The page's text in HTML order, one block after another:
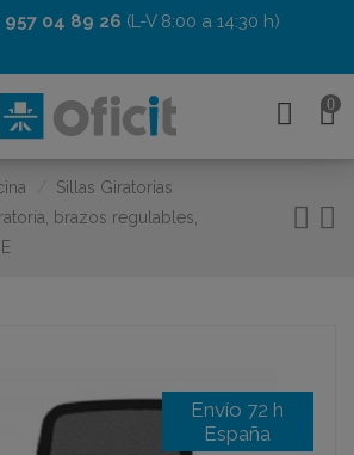
957 04 89 26 (L-V 8:00 a 14:30 h)
0
Sillas Giratorias
brazos regulables,
Envío 72 h
España